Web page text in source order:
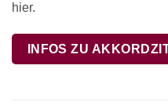
hier.
INFOS ZU